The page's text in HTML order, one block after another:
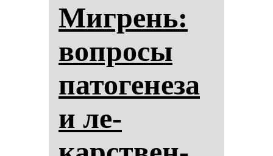
Миг­рень:
воп­ро­сы
па­то­ге­не­за
и ле­